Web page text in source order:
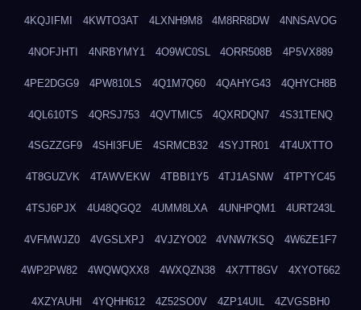
4KQJIFMI 4KWTO3AT 4LXNH9M8 4M8RR8DW 4NNSAVOG
4NOFJHTI 4NRBYMY1 4O9WC0SL 4ORR508B 4P5VX889
4PE2DGG9 4PW810LS 4Q1M7Q60 4QAHYG43 4QHYCH8B
4QL610TS 4QRSJ753 4QVTMIC5 4QXRDQN7 4S31TENQ
4SGZZGF9 4SHI3FUE 4SRMCB32 4SYJTR01 4T4UXTTO
4T8GUZVK 4TAWVEKW 4TBBI1Y5 4TJ1ASNW 4TPTYC45
4TSJ6PJX 4U48QGQ2 4UMM8LXA 4UNHPQM1 4URT243L
4VFMWJZ0 4VGSLXPJ 4VJZYO02 4VNW7KSQ 4W6ZE1F7
4WP2PW82 4WQWQXX8 4WXQZN38 4X7TT8GV 4XYOT662
4XZYAUHI 4YQHH612 4Z52SO0V 4ZP14UIL 4ZVGSBH0